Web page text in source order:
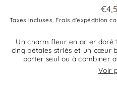
Prix
Taxes incluses. Frais d'expédition
Un charm fleur en acier doré
cinq pétales striés et un cœur
porter seul ou à combiner
Voir